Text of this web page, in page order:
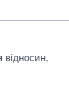
відносин,